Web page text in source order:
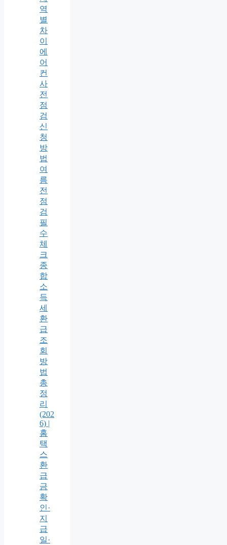
역
별
차
이
에
어
컨
사
전
점
검
신
청
방
법
여
름
전
점
검
필
수
체
크
종
합
소
득
세
환
급
조
회
방
법
총
정
리
(202
6) |
홈
택
스
환
급
금
확
인·
지
급
일·